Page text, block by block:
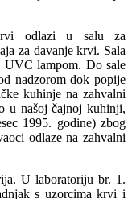
odlazi u salu za
za davanje krvi. Sala
UVC lampom. Do sale
nadzorom dok popije
kuhinje na zahvalni
u našoj čajnoj kuhinji,
1995. godine) zbog
odlaze na zahvalni
U laboratoriju br. 1.
s uzorcima krvi i